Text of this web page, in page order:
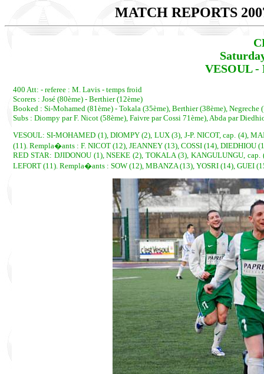
MATCH REPORTS
VESOUL -
400 Att: - referee : M. Lavis - temps froid
Scorers : José (80ème) - Berthier (12ème)
Booked : Si-Mohamed (81ème) - Tokala (35ème), Berthier (38ème), Negreche
Subs : Diompy par F. Nicot (58ème), Faivre par Cossi 71ème), Abda par
VESOUL: SI-MOHAMED (1), DIOMPY (2), LUX (3), J-P. NICOT, cap. (4),
(11). Rempla�ants : F. NICOT (12), JEANNEY (13), COSSI (14), DIEDHIOU
RED STAR: DJIDONOU (1), NSEKE (2), TOKALA (3), KANGULUNGU,
LEFORT (11). Rempla�ants : SOW (12), MBANZA (13), YOSRI (14), GUEI